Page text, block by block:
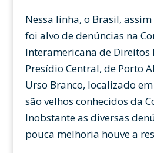
Nessa linha, o Brasil,
foi alvo de denúncias na
Interamericana de Direitos
Presídio Central, de Porto
Urso Branco, localizado
são velhos conhecidos da
Inobstante as diversas
pouca melhoria houve a